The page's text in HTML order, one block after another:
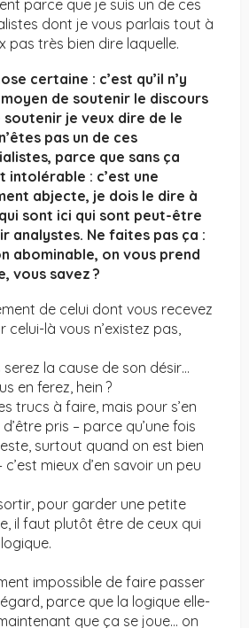
parce que je suis un de ces
dont je vous parlais tout à
pas très bien dire laquelle.
certaine : c’est qu’il n’y
de soutenir le discours
je veux dire de le
pas un de ces
parce que sans ça
intolérable : c’est une
abjecte, je dois le dire à
sont ici qui sont peut-être
analystes. Ne faites pas ça :
abominable, on vous prend
vous savez ?
de celui dont vous recevez
celui-là vous n’existez pas,
la cause de son désir…
en ferez, hein ?
trucs à faire, mais pour s’en
pris – parce qu’une fois
surtout quand on est bien
mieux d’en savoir un peu
pour garder une petite
il faut plutôt être de ceux qui
impossible de faire passer
parce que la logique elle-
que ça se joue… on